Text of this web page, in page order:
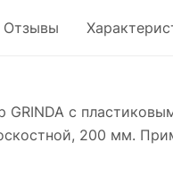
Отзывы
GRINDA с
200 мм.